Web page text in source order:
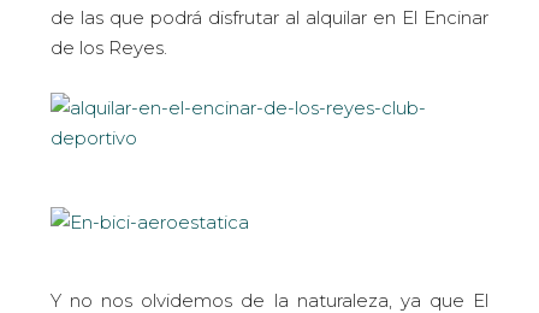
de las que podrá disfrutar al alquilar en El Encinar
de los Reyes.
Y no nos olvidemos de la naturaleza, ya que El